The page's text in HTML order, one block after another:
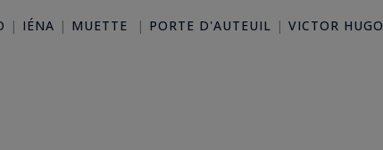
| IÉNA | MUETTE | PORTE D'AUTEUIL | VICTOR HUGO